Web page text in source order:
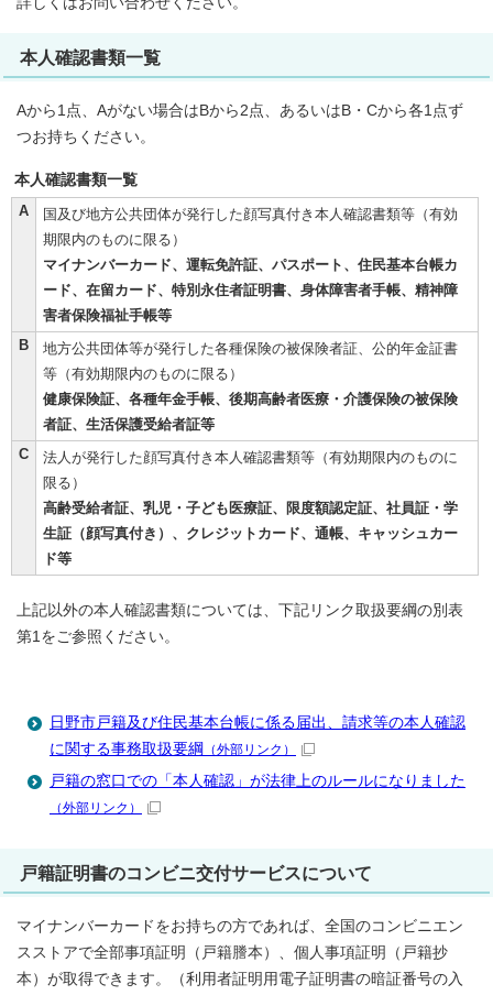
本人確認書類一覧
Aから1点、Aがない場合はBから2点、あるいはB・Cから各1点ず
つお持ちください。
本人確認書類一覧
A
国及び地方公共団体が発行した顔写真付き本人確認書類等（有効
期限内のものに限る）
マイナンバーカード、運転免許証、パスポート、住民基本台帳カ
ード、在留カード、特別永住者証明書、身体障害者手帳、精神障
害者保険福祉手帳等
B
地方公共団体等が発行した各種保険の被保険者証、公的年金証書
等（有効期限内のものに限る）
健康保険証、各種年金手帳、後期高齢者医療・介護保険の被保険
者証、生活保護受給者証等
C
法人が発行した顔写真付き本人確認書類等（有効期限内のものに
限る）
高齢受給者証、乳児・子ども医療証、限度額認定証、社員証・学
生証（顔写真付き）、クレジットカード、通帳、キャッシュカー
ド等
上記以外の本人確認書類については、下記リンク取扱要綱の別表
第1をご参照ください。
日野市戸籍及び住民基本台帳に係る届出、請求等の本人確認
に関する事務取扱要綱
（外部リンク）
戸籍の窓口での「本人確認」が法律上のルールになりました
（外部リンク）
戸籍証明書のコンビニ交付サービスについて
マイナンバーカードをお持ちの方であれば、全国のコンビニエン
スストアで全部事項証明（戸籍謄本）、個人事項証明（戸籍抄
本）が取得できます。（利用者証明用電子証明書の暗証番号の入